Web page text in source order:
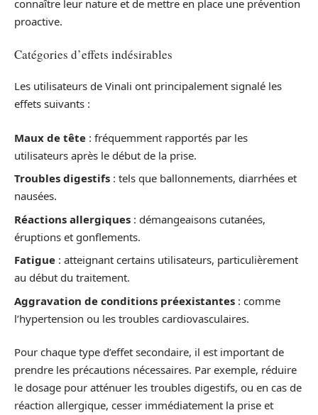
connaître leur nature et de mettre en place une prévention
proactive.
Catégories d’effets indésirables
Les utilisateurs de Vinali ont principalement signalé les
effets suivants :
Maux de tête : fréquemment rapportés par les
utilisateurs après le début de la prise.
Troubles digestifs : tels que ballonnements, diarrhées et
nausées.
Réactions allergiques : démangeaisons cutanées,
éruptions et gonflements.
Fatigue : atteignant certains utilisateurs, particulièrement
au début du traitement.
Aggravation de conditions préexistantes : comme
l’hypertension ou les troubles cardiovasculaires.
Pour chaque type d’effet secondaire, il est important de
prendre les précautions nécessaires. Par exemple, réduire
le dosage pour atténuer les troubles digestifs, ou en cas de
réaction allergique, cesser immédiatement la prise et